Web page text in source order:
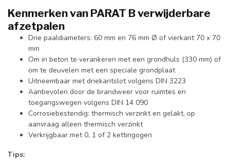
Kenmerken van PARAT B verwijderbare
afzetpalen
Drie paaldiameters: 60 mm en 76 mm Ø of vierkant 70 x 70
mm
Om in beton te verankeren met een grondhuls (330 mm) of
om te deuvelen met een speciale grondplaat
Uitneembaar met driekantslot volgens DIN 3223
Aanbevolen door de brandweer voor ruimtes en
toegangswegen volgens DIN 14 090
Corrosiebestendig: thermisch verzinkt en gelakt, op
aanvraag alleen thermisch verzinkt
Verkrijgbaar met 0, 1 of 2 kettingogen
Tips: